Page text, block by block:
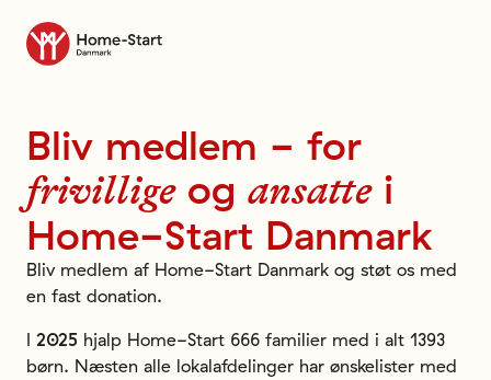
Til forsiden
Bliv medlem - for
frivillige og ansatte i
Home-Start Danmark
Bliv medlem af Home-Start Danmark og støt os med
en fast donation.
I 2025 hjalp Home-Start 666 familier med i alt 1393
børn. Næsten alle lokalafdelinger har ønskelister med